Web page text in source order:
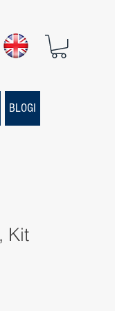
BLOGI
Kit